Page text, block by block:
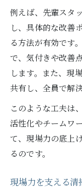
例えば、先輩スタ
し、具体的な改善
る方法が有効です
で、気付きや改善
します。また、現
共有し、全員で解
このような工夫は
活性化やチームワ
て、現場力の底上
るのです。
現場力を支える清